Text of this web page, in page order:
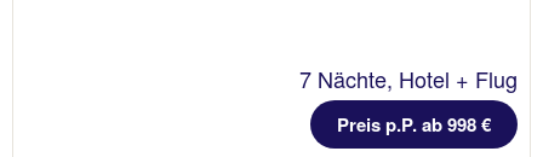
7 Nächte, Hotel + Flug
Preis p.P. ab 998 €